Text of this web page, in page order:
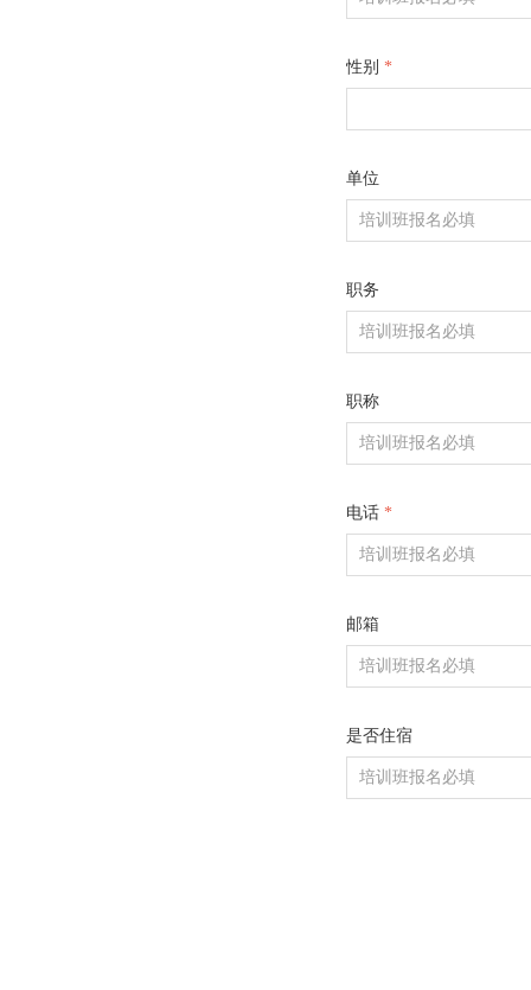
性别 *
单位
职务
职称
电话 *
邮箱
是否住宿